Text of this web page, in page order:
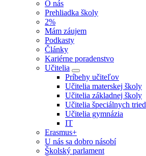
O nás
Prehliadka školy
2%
Mám záujem
Podkasty
Články
Kariérne poradenstvo
Učitelia
Príbehy učiteľov
Učitelia materskej školy
Učitelia základnej školy
Učitelia špeciálnych tried
Učitelia gymnázia
IT
Erasmus+
U nás sa dobro násobí
Školský parlament